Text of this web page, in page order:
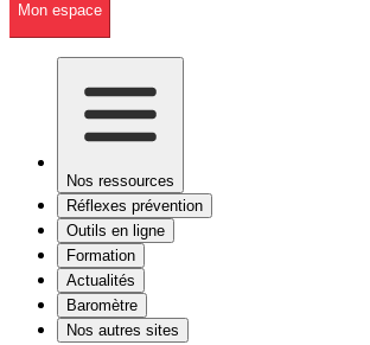
Mon espace
Nos ressources
Réflexes prévention
Outils en ligne
Formation
Actualités
Baromètre
Nos autres sites